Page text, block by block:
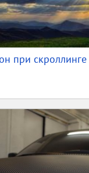
при